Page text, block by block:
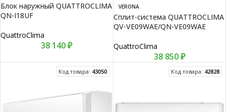
Блок наружный QUATTROCLIMA
QN-I18UF
QuattroClima
38 140₽
VERONA
Сплит-система QUATTROCLIMA
QV-VE09WAE/QN-VE09WAE
QuattroClima
38 850₽
Код товара: 43050 Код товара: 42828